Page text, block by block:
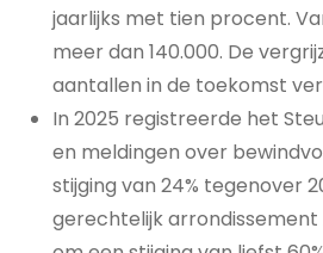
jaarlijks met tien procent.
meer dan 140.000. De
aantallen in de toekomst
In 2025 registreerde het
en meldingen over
stijging van 24% tegenover
gerechtelijk